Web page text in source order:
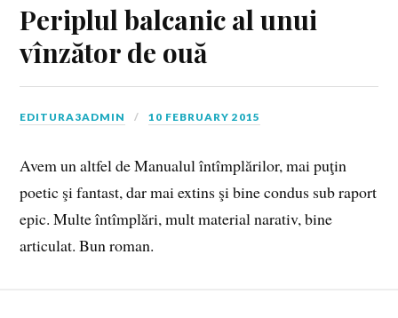
Periplul balcanic al unui
vînzător de ouă
EDITURA3ADMIN 10 FEBRUARY 2015
Avem un altfel de Manualul întîmplărilor, mai puţin
poetic şi fantast, dar mai extins şi bine condus sub raport
epic. Multe întîmplări, mult material narativ, bine
articulat. Bun roman.